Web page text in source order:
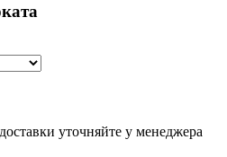
уточняйте у менеджера